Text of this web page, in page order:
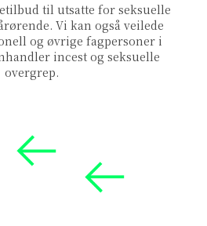
til utsatte for seksuelle
Vi kan også veilede
og øvrige fagpersoner i
incest og seksuelle
overgrep.